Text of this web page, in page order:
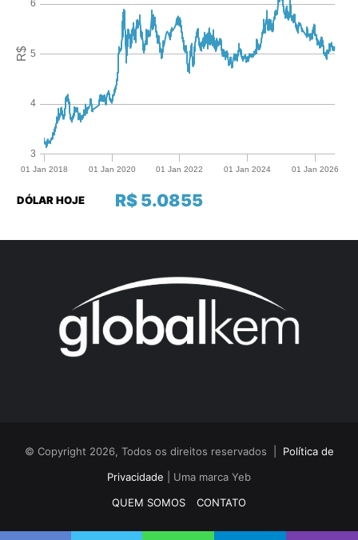
R$ 5.0855
DÓLAR HOJE
© Copyright 2026, Todos os direitos reservados | Política de
Privacidade | Uma marca Yeb
QUEM SOMOS
CONTATO